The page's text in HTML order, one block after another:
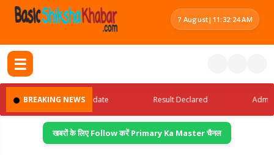
7 August| 11:32:25 AM
☰
BREAKING NEWS
Latest Jobs Update Result Declared Admit
खबरों के लिए Follow करें Primary Ka Master चैनल